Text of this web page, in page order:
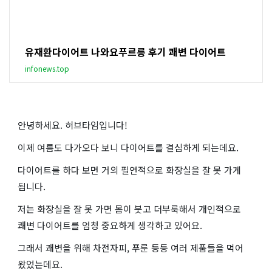
유재환다이어트 나와요푸르릉 후기 쾌변 다이어트
infonews.top
안녕하세요. 허브타임입니다!
이제 여름도 다가오다 보니 다이어트를 결심하게 되는데요.
다이어트를 하다 보면 거의 필연적으로 화장실을 잘 못 가게
됩니다.
저는 화장실을 잘 못 가면 몸이 붓고 더부룩해서 개인적으로
쾌변 다이어트를 엄청 중요하게 생각하고 있어요.
그래서 쾌변을 위해 차전자피, 푸룬 등등 여러 제품들을 먹어
왔었는데요.